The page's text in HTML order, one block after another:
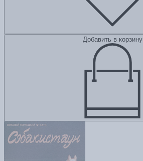
Добавить в корзину